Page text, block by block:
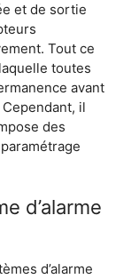
et de sortie
Tout ce
toutes
avant
il
des
d’alarme
d’alarme